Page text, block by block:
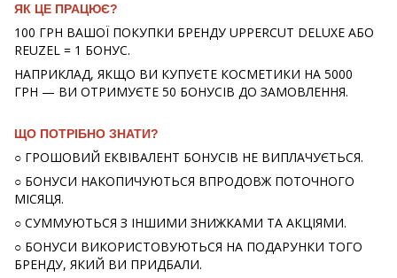
ЯК ЦЕ ПРАЦЮЄ?
100 ГРН ВАШОЇ ПОКУПКИ БРЕНДУ UPPERCUT DELUXE АБО
REUZEL = 1 БОНУС.
НАПРИКЛАД, ЯКЩО ВИ КУПУЄТЕ КОСМЕТИКИ НА 5000
ГРН — ВИ ОТРИМУЄТЕ 50 БОНУСІВ ДО ЗАМОВЛЕННЯ.
ЩО ПОТРІБНО ЗНАТИ?
○ ГРОШОВИЙ ЕКВІВАЛЕНТ БОНУСІВ НЕ ВИПЛАЧУЄТЬСЯ.
○ БОНУСИ НАКОПИЧУЮТЬСЯ ВПРОДОВЖ ПОТОЧНОГО
МІСЯЦЯ.
○ СУММУЮТЬСЯ З ІНШИМИ ЗНИЖКАМИ ТА АКЦІЯМИ.
○ БОНУСИ ВИКОРИСТОВУЮТЬСЯ НА ПОДАРУНКИ ТОГО
БРЕНДУ, ЯКИЙ ВИ ПРИДБАЛИ.